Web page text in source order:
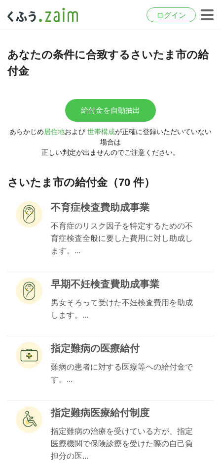
ログイン
あなたの条件に合致するさいたま市の給
付金
給付金を自動抽出
あらかじめ居住地および 世帯構成が正確に登録いただいていない
場合は
正しい判定が出ませんのでご注意ください。
さいたま市の給付金（70 件）
不育症検査費助成事業
不育症のリスク因子を特定するための不
育症検査全般に要した費用に対し助成し
ます。...
早期不妊検査費助成事業
男女そろって受けた不妊検査費用を助成
します。...
指定難病の医療給付
難病の患者に対する医療等への給付金で
す。...
指定難病医療給付制度
指定難病の治療を受けている方が、指定
医療機関で保険診療を受けた際の自己負
担分の医...